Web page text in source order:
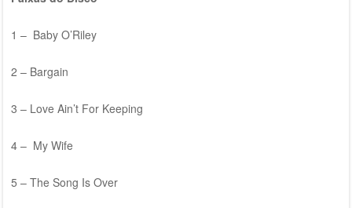
1 – Baby O’Riley
2 – Bargain
3 – Love Ain’t For Keeping
4 – My Wife
5 – The Song Is Over